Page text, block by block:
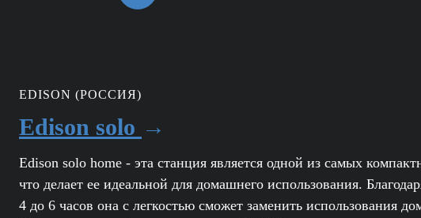
EDISON (РОССИЯ)
Edison solo →
Edison solo home - эта станция является одной из самых
что делает ее идеальной для домашнего использования.
4 до 6 часов она с легкостью сможет заменить использования